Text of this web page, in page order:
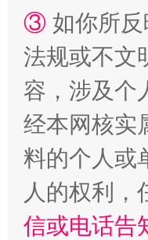
“蜀中异人”王
③ 如你所
法规或不文
容，涉及个
经本网核实
料的个人或
人的权利，
信或电话告